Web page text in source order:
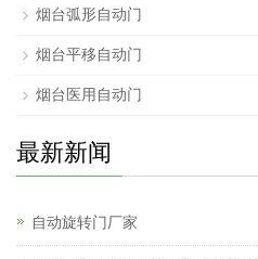
烟台弧形自动门
烟台平移自动门
烟台医用自动门
最新新闻
自动旋转门厂家